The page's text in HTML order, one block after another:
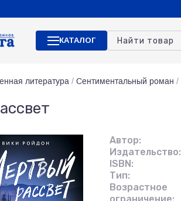
КАТАЛОГ
литература / Сентиментальный роман /
Автор:
Издательство:
ISBN:
Тип:
Возрастное